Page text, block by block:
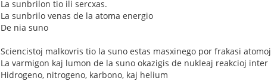
La sunbrilon tio ili sercxas.
La sunbrilo venas de la atoma energio
De nia suno
Sciencistoj malkovris tio la suno estas masxinego por frakasi atomoj
La varmigon kaj lumon de la suno okazigis de nukleaj reakcioj inter
Hidrogeno, nitrogeno, karbono, kaj helium